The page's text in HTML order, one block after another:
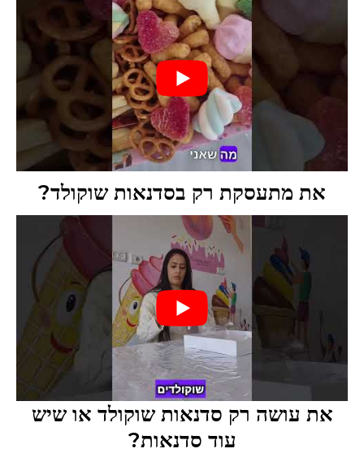
את מתעסקת רק בסדנאות שוקולד?
את עושה רק סדנאות שוקולד או שיש
עוד סדנאות?